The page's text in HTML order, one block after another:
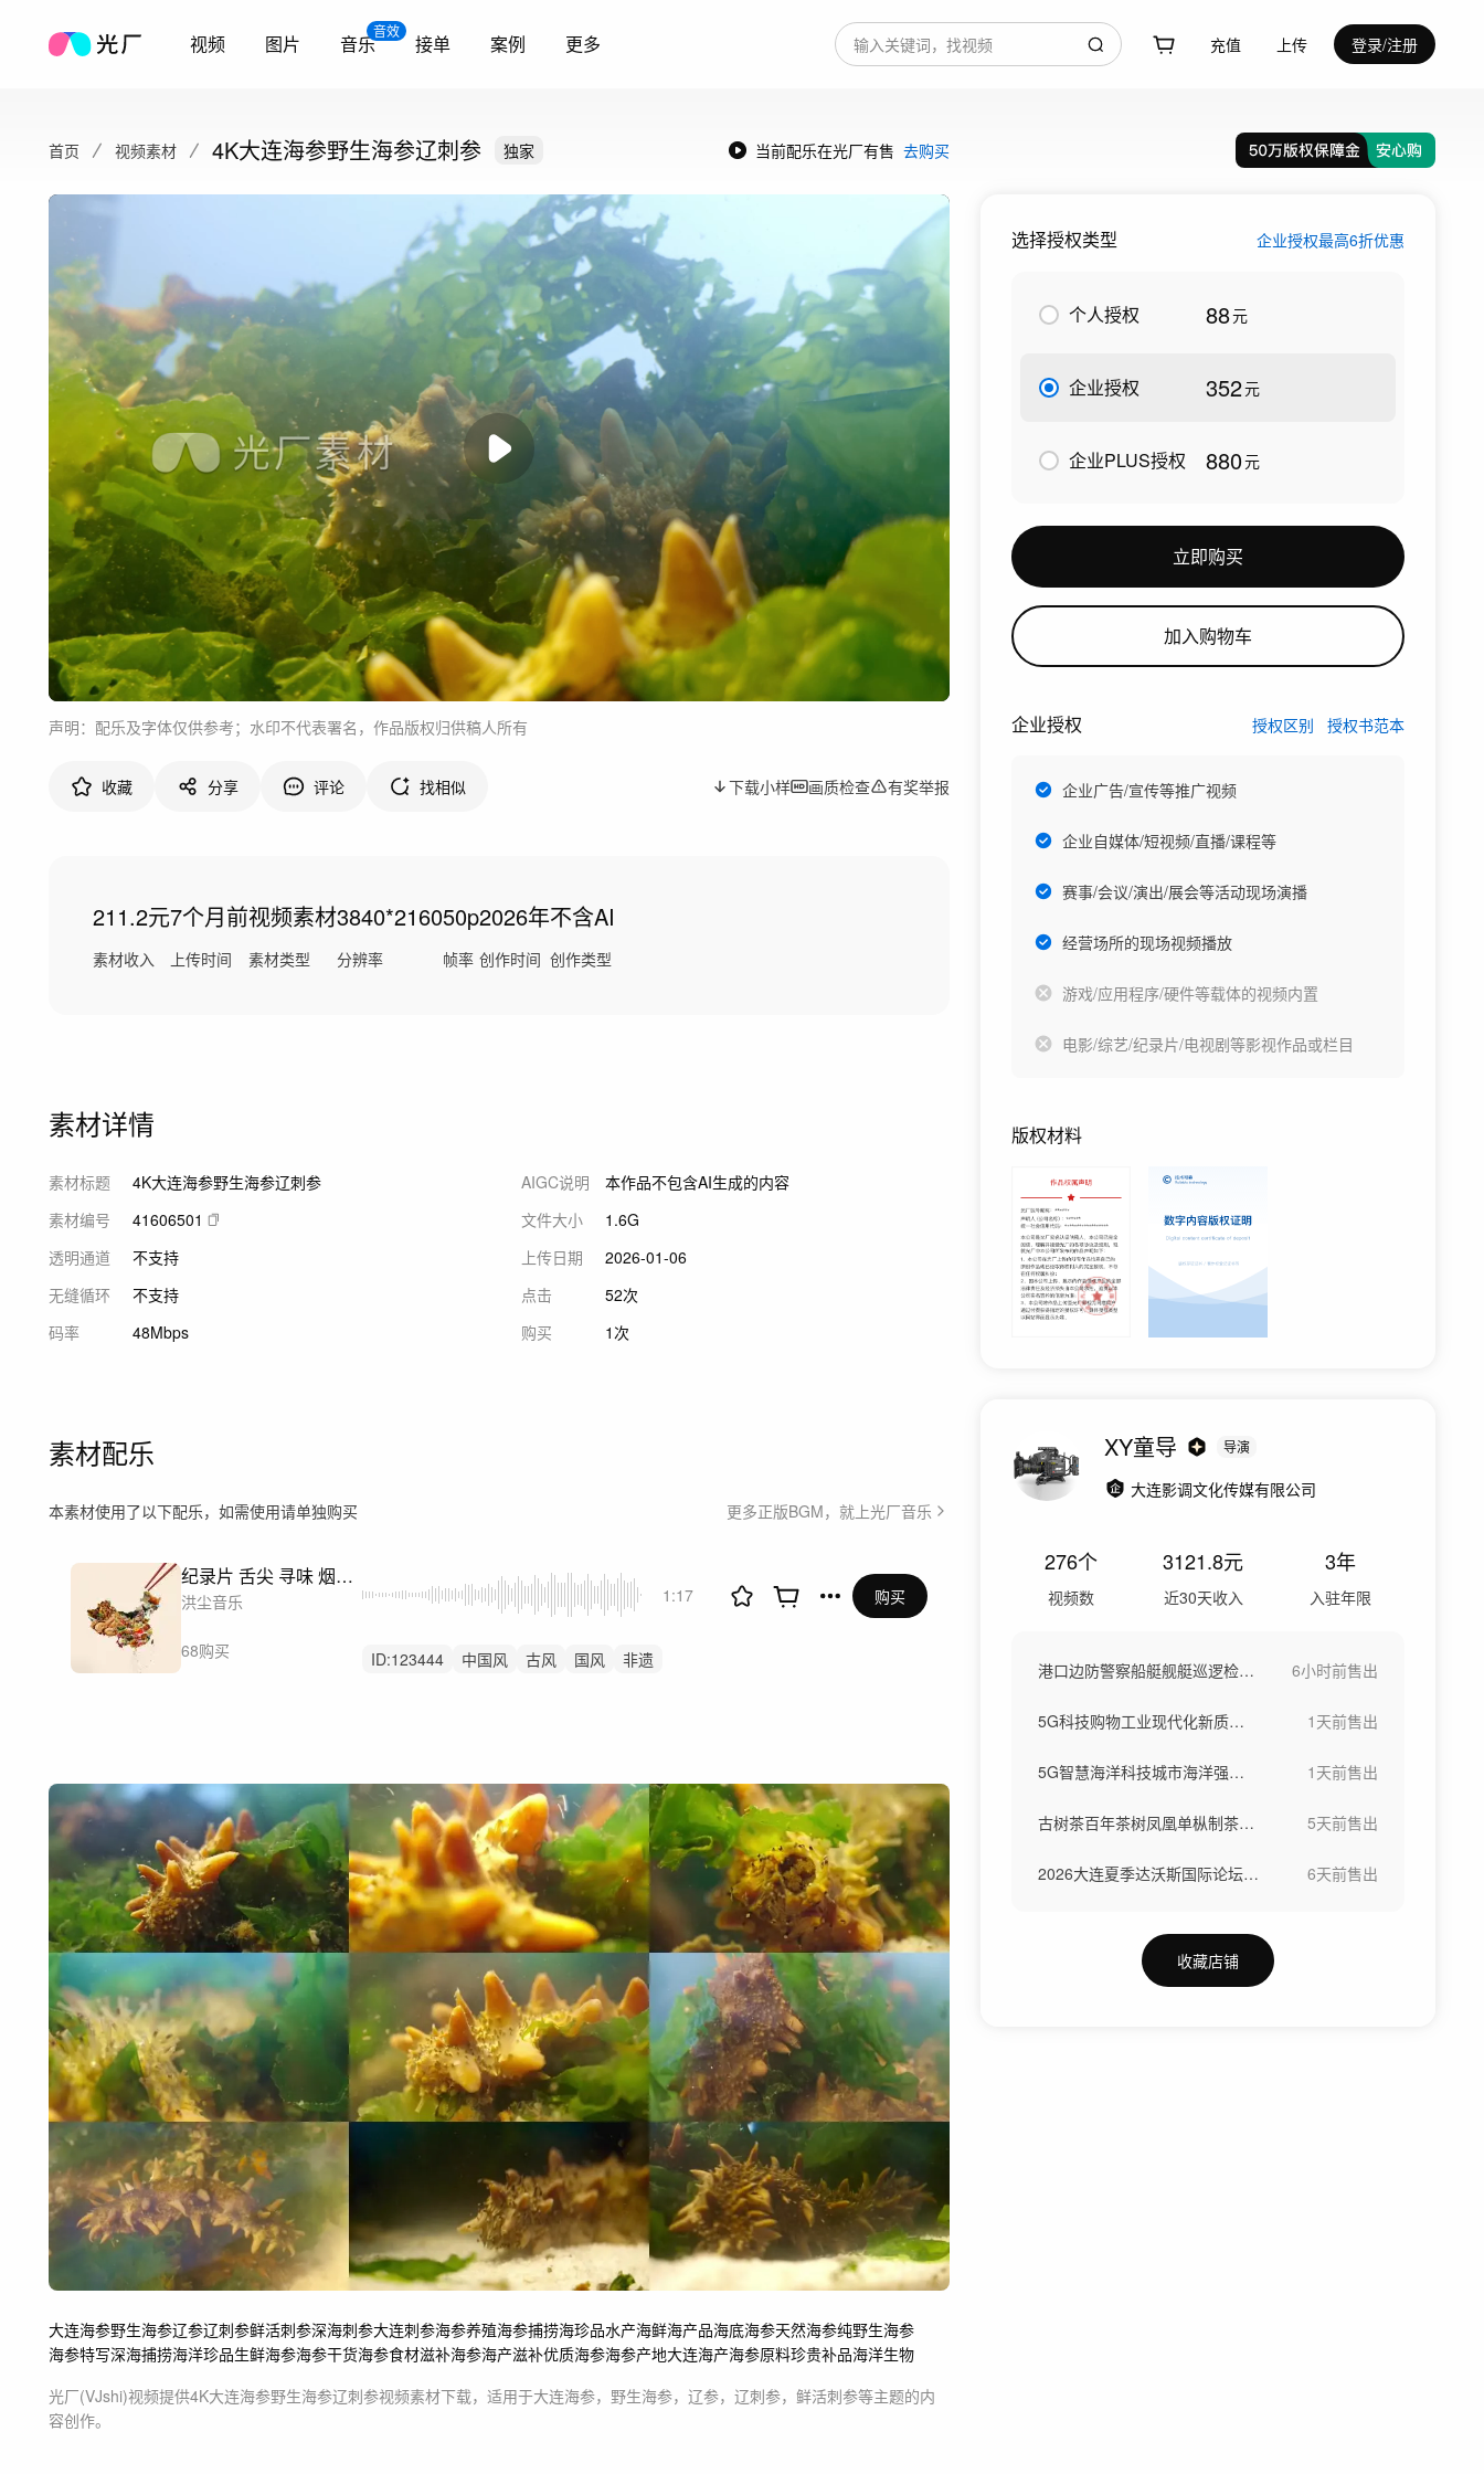
视频 图片
音效
音乐 接单 案例 更多 充值 上传 登录/注册
首页 视频素材 4K大连海参野生海参辽刺参 独家 当前配乐在光厂有售 去购买
声明：配乐及字体仅供参考；水印不代表署名，作品版权归供稿人所有
收藏 分享 评论 找相似 下载小样 画质检查 有奖举报
211.2元
素材收入
7个月前
上传时间
视频素材
素材类型
3840*2160
分辨率
50p
帧率
2026年
创作时间
不含AI
创作类型
素材详情
素材标题
4K大连海参野生海参辽刺参
素材编号
41606501
透明通道
不支持
无缝循环
不支持
码率
48Mbps
AIGC说明
本作品不包含AI生成的内容
文件大小
1.6G
上传日期
2026-01-06
点击
52次
购买
1次
素材配乐
本素材使用了以下配乐，如需使用请单独购买 更多正版BGM，就上光厂音乐
纪录片 舌尖 寻味 烟火气
洪尘音乐
68购买
1:17
ID:123444 中国风 古风 国风
非遗
购买
大连海参野生海参辽参辽刺参鲜活刺参深海刺参大连刺参海参养殖海参捕捞海珍品水产海鲜海产品海底海参天然海参纯野生海参
海参特写深海捕捞海洋珍品生鲜海参海参干货海参食材滋补海参海产滋补优质海参海参产地大连海产海参原料珍贵补品海洋生物
光厂(VJshi)视频提供4K大连海参野生海参辽刺参视频素材下载，适用于大连海参，野生海参，辽参，辽刺参，鲜活刺参等主题的内
容创作。
选择授权类型 企业授权最高6折优惠
个人授权 88元
企业授权 352元
企业PLUS授权 880元
立即购买
加入购物车
企业授权 授权区别 授权书范本
企业广告/宣传等推广视频
企业自媒体/短视频/直播/课程等
赛事/会议/演出/展会等活动现场演播
经营场所的现场视频播放
游戏/应用程序/硬件等载体的视频内置
电影/综艺/纪录片/电视剧等影视作品或栏目
版权材料
XY童导 导演
大连影调文化传媒有限公司
276个
视频数
3121.8元
近30天收入
3年
入驻年限
港口边防警察船艇舰艇巡逻检修船 6小时前售出
5G科技购物工业现代化新质生产力 1天前售出
5G智慧海洋科技城市海洋强国素材 1天前售出
古树茶百年茶树凤凰单枞制茶工艺 5天前售出
2026大连夏季达沃斯国际论坛领军者年会 6天前售出
收藏店铺